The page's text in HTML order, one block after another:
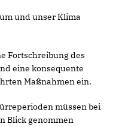
und unser Klima
Fortschreibung des
eine konsequente
Maßnahmen ein.
müssen bei
Blick genommen